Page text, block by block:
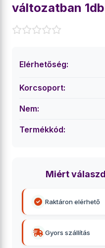
változatban 1db
Elérhetőség:
Korcsoport:
Nem:
Termékkód:
Miért
Raktáron elérhető
Gyors szállítás